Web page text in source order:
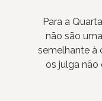
Para a
não são
semelhante à
os julga não